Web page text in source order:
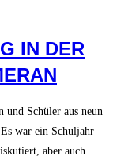
IN DER
Schüler aus neun
war ein Schuljahr
aber auch…